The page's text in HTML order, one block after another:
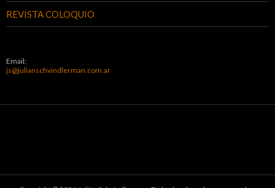
REVISTA COLOQUIO
Email:
js@julianschvindlerman.com.ar